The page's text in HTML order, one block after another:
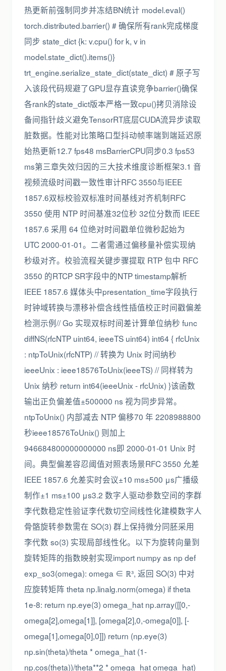
热更新前强制同步并冻结BN统计 model.eval()
torch.distributed.barrier() # 确保所有rank完成梯度
同步 state_dict {k: v.cpu() for k, v in
model.state_dict().items()}
trt_engine.serialize_state_dict(state_dict) # 原子写
入该段代码规避了GPU显存直读竞争barrier()确保
各rank的state_dict版本严格一致cpu()拷贝消除设
备间指针歧义避免TensorRT底层CUDA流异步读取
脏数据。性能对比策略口型抖动帧率端到端延迟原
始热更新12.7 fps48 msBarrierCPU同步0.3 fps53
ms第三章失效归因的三大技术维度诊断框架3.1 音
视频流级时间戳一致性审计RFC 3550与IEEE
1857.6双标校验双标准时间基线对齐机制RFC
3550 使用 NTP 时间基准32位秒 32位分数而 IEEE
1857.6 采用 64 位绝对时间戳单位微秒起始为
UTC 2000-01-01。二者需通过偏移量补偿实现纳
秒级对齐。校验流程关键步骤提取 RTP 包中 RFC
3550 的RTCP SR字段中的NTP timestamp解析
IEEE 1857.6 媒体头中presentation_time字段执行
时钟域转换与漂移补偿含线性插值校正时间戳偏差
检测示例// Go 实现双标时间差计算单位纳秒 func
diffNS(rfcNTP uint64, ieeeTS uint64) int64 { rfcUnix
: ntpToUnix(rfcNTP) // 转换为 Unix 时间纳秒
ieeeUnix : ieee18576ToUnix(ieeeTS) // 同样转为
Unix 纳秒 return int64(ieeeUnix - rfcUnix) }该函数
输出正负偏差值±500000 ns 视为同步异常。
ntpToUnix() 内部减去 NTP 偏移70 年 2208988800
秒ieee18576ToUnix() 则加上
946684800000000000 ns即 2000-01-01 Unix 时
间。典型偏差容忍阈值对照表场景RFC 3550 允差
IEEE 1857.6 允差实时会议±10 ms±500 μs广播级
制作±1 ms±100 μs3.2 数字人驱动参数空间的李群
李代数稳定性验证李代数切空间线性化建模数字人
骨骼旋转参数需在 SO(3) 群上保持微分同胚采用
李代数 so(3) 实现局部线性化。以下为旋转向量到
旋转矩阵的指数映射实现import numpy as np def
exp_so3(omega): omega ∈ ℝ³, 返回 SO(3) 中对
应旋转矩阵 theta np.linalg.norm(omega) if theta
1e-8: return np.eye(3) omega_hat np.array([[0,-
omega[2],omega[1]], [omega[2],0,-omega[0]], [-
omega[1],omega[0],0]]) return (np.eye(3)
np.sin(theta)/theta * omega_hat (1-
np.cos(theta))/theta**2 * omega_hat omega_hat)